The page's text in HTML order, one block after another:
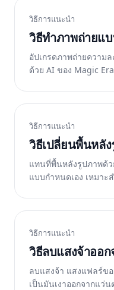
วิธีการแนะนำ
วิธีทำภาพถ่ายแ
อัปเกรดภาพถ่ายความ
ด้วย AI ของ Magic
วิธีการแนะนำ
วิธีเปลี่ยนพื้นหลั
แทนที่พื้นหลังรูปภาพด้
แบบกำหนดเอง เหมา
วิธีการแนะนำ
วิธีลบแสงจ้าออ
ลบแสงจ้า แสงแฟลร์ข
เป็นมันเงาออกจากแว่